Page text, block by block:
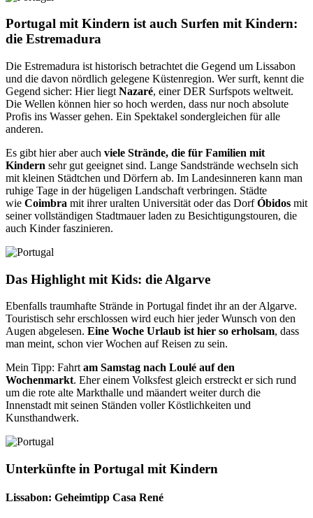
Portugal mit Kindern ist auch Surfen mit Kindern:
die Estremadura
Die Estremadura ist historisch betrachtet die Gegend um Lissabon
und die davon nördlich gelegene Küstenregion. Wer surft, kennt die
Gegend sicher: Hier liegt Nazaré, einer DER Surfspots weltweit.
Die Wellen können hier so hoch werden, dass nur noch absolute
Profis ins Wasser gehen. Ein Spektakel sondergleichen für alle
anderen.
Es gibt hier aber auch viele Strände, die für Familien mit
Kindern sehr gut geeignet sind. Lange Sandstrände wechseln sich
mit kleinen Städtchen und Dörfern ab. Im Landesinneren kann man
ruhige Tage in der hügeligen Landschaft verbringen. Städte
wie Coimbra mit ihrer uralten Universität oder das DorfÓbidos mit
seiner vollständigen Stadtmauer laden zu Besichtigungstouren, die
auch Kinder faszinieren.
Das Highlight mit Kids: die Algarve
Ebenfalls traumhafte Strände in Portugal findet ihr an der Algarve.
Touristisch sehr erschlossen wird euch hier jeder Wunsch von den
Augen abgelesen. Eine Woche Urlaub ist hier so erholsam, dass
man meint, schon vier Wochen auf Reisen zu sein.
Mein Tipp: Fahrtam Samstag nach Loulé auf den
Wochenmarkt. Eher einem Volksfest gleich erstreckt er sich rund
um die rote alte Markthalle und mäandert weiter durch die
Innenstadt mit seinen Ständen voller Köstlichkeiten und
Kunsthandwerk.
Unterkünfte in Portugal mit Kindern
Lissabon: Geheimtipp Casa René